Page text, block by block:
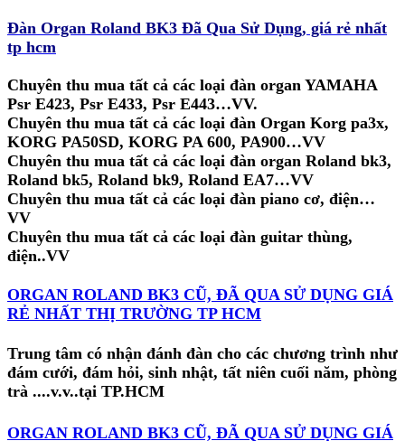
Đàn Organ Roland BK3 Đã Qua Sử Dụng, giá rẻ nhất
tp hcm
Chuyên thu mua tất cả các loại đàn organ YAMAHA
Psr E423, Psr E433, Psr E443…VV.
Chuyên thu mua tất cả các loại đàn Organ Korg pa3x,
KORG PA50SD, KORG PA 600, PA900…VV
Chuyên thu mua tất cả các loại đàn organ Roland bk3,
Roland bk5, Roland bk9, Roland EA7…VV
Chuyên thu mua tất cả các loại đàn piano cơ, điện…
VV
Chuyên thu mua tất cả các loại đàn guitar thùng,
điện..VV
ORGAN ROLAND BK3 CŨ, ĐÃ QUA SỬ DỤNG GIÁ
RẺ NHẤT THỊ TRƯỜNG TP HCM
Trung tâm có nhận đánh đàn cho các chương trình như
đám cưới, đám hỏi, sinh nhật, tất niên cuối năm, phòng
trà ....v.v..tại TP.HCM
ORGAN ROLAND BK3 CŨ, ĐÃ QUA SỬ DỤNG GIÁ